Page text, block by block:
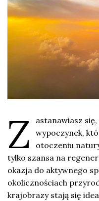
Z
astanawiasz
wypoczynek,
otoczeniu
tylko szansa na
okazja do aktywnego
okolicznościach
krajobrazy stają się